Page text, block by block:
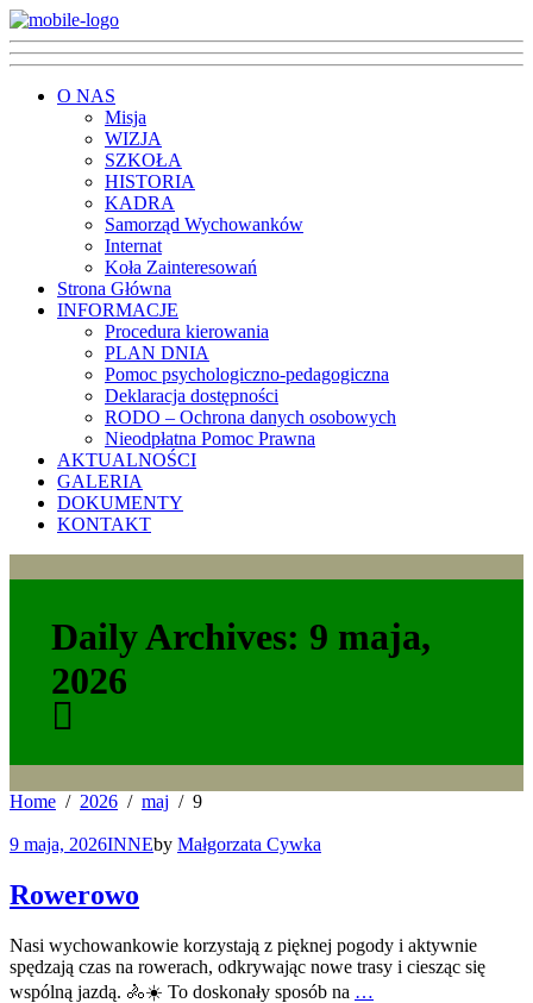
O NAS
Misja
WIZJA
SZKOŁA
HISTORIA
KADRA
Samorząd Wychowanków
Internat
Koła Zainteresowań
Strona Główna
INFORMACJE
Procedura kierowania
PLAN DNIA
Pomoc psychologiczno-pedagogiczna
Deklaracja dostępności
RODO – Ochrona danych osobowych
Nieodpłatna Pomoc Prawna
AKTUALNOŚCI
GALERIA
DOKUMENTY
KONTAKT
Daily Archives: 9 maja,
2026
Home 2026 maj 9
9 maja, 2026INNEby Małgorzata Cywka
Rowerowo
Nasi wychowankowie korzystają z pięknej pogody i aktywnie
spędzają czas na rowerach, odkrywając nowe trasy i ciesząc się
wspólną jazdą. 🚴☀️ To doskonały sposób na …